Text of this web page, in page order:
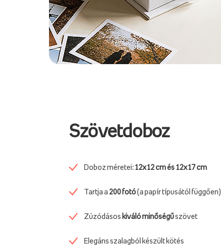
Szövetdoboz
Doboz méretei: 12x12 cm és 12x17 cm
Tartja a 200 fotó(a papír típusától függően)
Zúzódásos kiváló minőségűszövet
Elegáns szalagból készült kötés